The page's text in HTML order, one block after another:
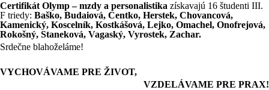
Certifikát Olymp – mzdy a personalistika získavajú 16 študenti III.
F triedy: Baško, Budaiová, Centko, Herstek, Chovancová,
Kamenický, Koscelník, Kostkášová, Lejko, Omachel, Onofrejová,
Rokošný, Staneková, Vagaský, Vyrostek, Zachar.
Srdečne blahoželáme!
VYCHOVÁVAME PRE ŽIVOT,
VZDELÁVAME PRE PRAX!